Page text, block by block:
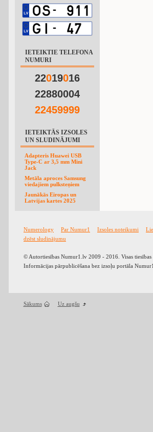
IETEIKTIE TELEFONA
NUMURI
22019016
22880004
22459999
IETEIKTĀS IZSOLES
UN SLUDINĀJUMI
Adapteris Huawei USB
Type-C ar 3,5 mm Mini
Jack
Metāla aproces Samsung
viedajiem pulksteņiem
Jaunākās Eiropas un
Latvijas kartes 2025
Numerology Par Numur1 Izsoles noteikumi
dzēst sludinājumu
© Autortiesības Numur1.lv 2009 - 2016. Visas tiesības
Informācijas pārpublicēšana bez izsoļu portāla
Sākums Uz augšu